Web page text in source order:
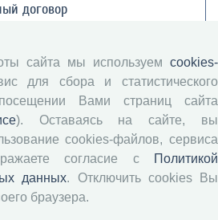
договор
персональных данных
сайта мы используем cookies-
для сбора и статистического
Вами страниц сайта
). Оставаясь на сайте, вы
cookies-файлов, сервиса
согласие с
Политикой
данных. Отключить cookies Вы
браузера.